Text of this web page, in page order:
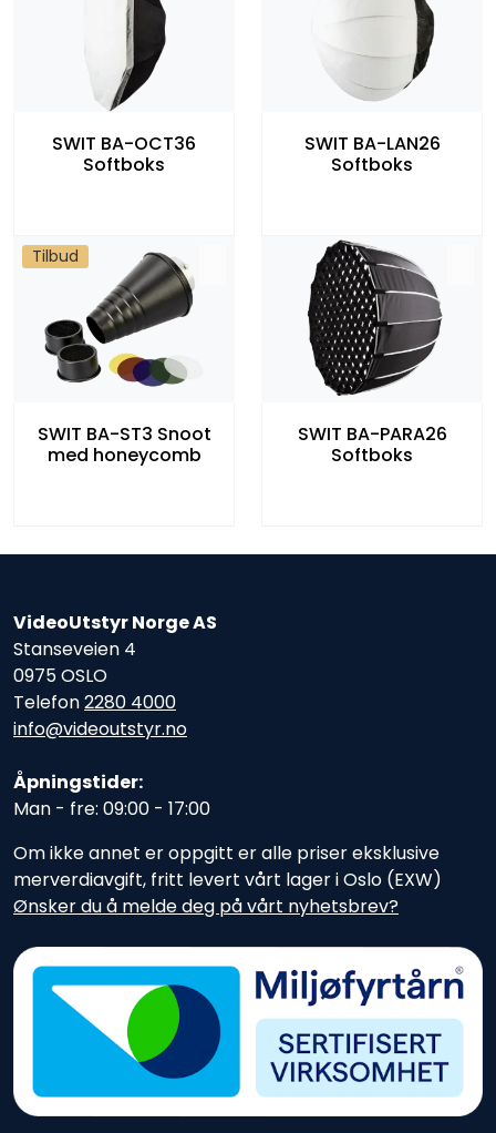
SWIT BA-OCT36
Softboks
SWIT BA-LAN26
Softboks
Tilbud
SWIT BA-ST3 Snoot
med honeycomb
SWIT BA-PARA26
Softboks
VideoUtstyr Norge AS
Stanseveien 4
0975 OSLO
Telefon2280 4000
info@videoutstyr.no
Åpningstider:
Man - fre: 09:00 - 17:00
Om ikke annet er oppgitt er alle priser eksklusive
merverdiavgift, fritt levert vårt lager i Oslo (EXW)
Ønsker du å melde deg på vårt nyhetsbrev?